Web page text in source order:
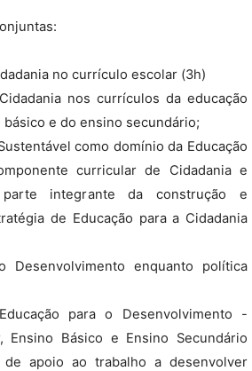
no currículo escolar (3h)
nos currículos da educação
e do ensino secundário;
como domínio da Educação
curricular de Cidadania e
parte integrante da construção e
de Educação para a Cidadania
Desenvolvimento enquanto política
para o Desenvolvimento -
Ensino Básico e Ensino Secundário
de apoio ao trabalho a desenvolver